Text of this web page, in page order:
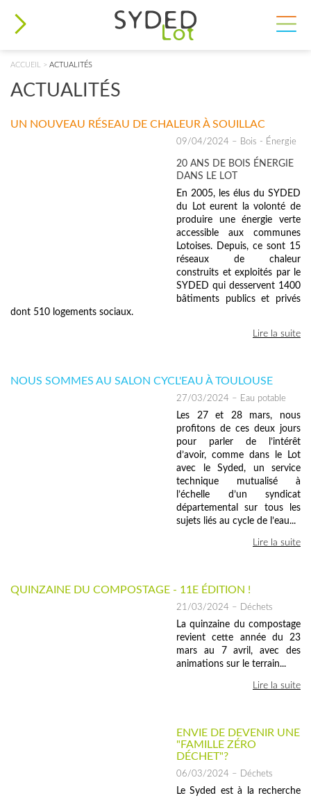
VOUS ÊTES ICI
ACCUEIL > ACTUALITÉS
ACTUALITÉS
UN NOUVEAU RÉSEAU DE CHALEUR À SOUILLAC
09/04/2024 – Bois - Énergie
20 ANS DE BOIS ÉNERGIE
DANS LE LOT
En 2005, les élus du SYDED
du Lot eurent la volonté de
produire une énergie verte
accessible aux communes
Lotoises. Depuis, ce sont 15
réseaux de chaleur
construits et exploités par le
SYDED qui desservent 1400
bâtiments publics et privés
dont 510 logements sociaux.
Lire la suite
NOUS SOMMES AU SALON CYCL'EAU À TOULOUSE
27/03/2024 – Eau potable
Les 27 et 28 mars, nous
profitons de ces deux jours
pour parler de l’intérêt
d’avoir, comme dans le Lot
avec le Syded, un service
technique mutualisé à
l’échelle d’un syndicat
départemental sur tous les
sujets liés au cycle de l’eau...
Lire la suite
QUINZAINE DU COMPOSTAGE - 11E ÉDITION !
21/03/2024 – Déchets
La quinzaine du compostage
revient cette année du 23
mars au 7 avril, avec des
animations sur le terrain...
Lire la suite
ENVIE DE DEVENIR UNE
"FAMILLE ZÉRO
DÉCHET"?
06/03/2024 – Déchets
Le Syded est à la recherche